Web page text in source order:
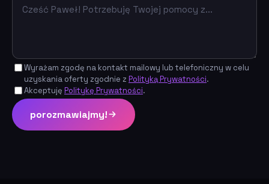
Wyrażam zgodę na kontakt mailowy lub telefoniczny w celu
uzyskania oferty zgodnie z Polityką Prywatności.
Akceptuję Politykę Prywatności.
porozmawiajmy!